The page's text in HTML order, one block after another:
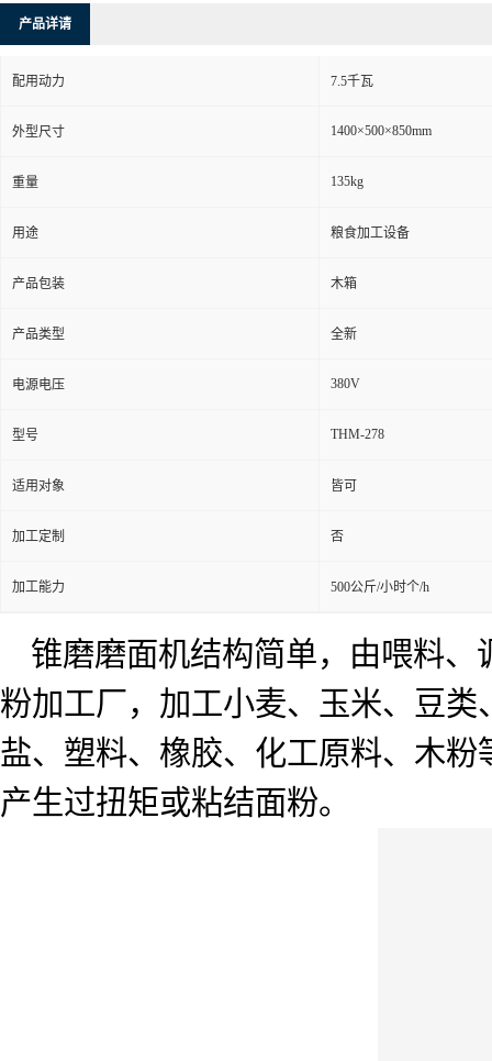
产品详请
配用动力 7.5千瓦
外型尺寸 1400×500×850mm
重量 135kg
用途 粮食加工设备
产品包装 木箱
产品类型 全新
电源电压 380V
型号 THM-278
适用对象 皆可
加工定制 否
加工能力 500公斤/小时个/h
锥磨磨面机结构简单，由喂料
粉加工厂，加工小麦、玉米、豆
盐、塑料、橡胶、化工原料、木
产生过扭矩或粘结面粉。